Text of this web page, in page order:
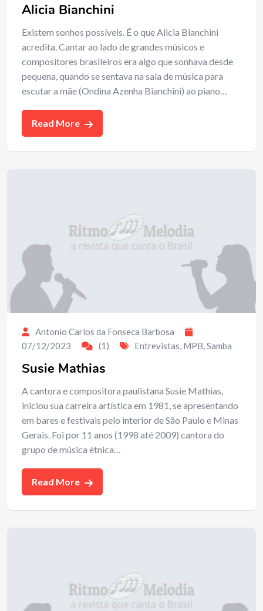
Alicia Bianchini
Existem sonhos possíveis. É o que Alicia Bianchini
acredita. Cantar ao lado de grandes músicos e
compositores brasileiros era algo que sonhava desde
pequena, quando se sentava na sala de música para
escutar a mãe (Ondina Azenha Bianchini) ao piano…
Read More
Antonio Carlos da Fonseca Barbosa
07/12/2023
(1) Entrevistas, MPB,Samba
Susie Mathias
A cantora e compositora paulistana Susie Mathias,
iniciou sua carreira artística em 1981, se apresentando
em bares e festivais pelo interior de São Paulo e Minas
Gerais. Foi por 11 anos (1998 até 2009) cantora do
grupo de música étnica…
Read More